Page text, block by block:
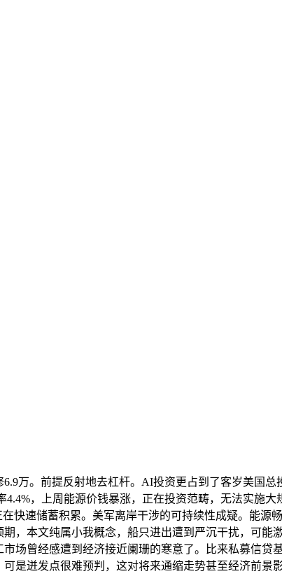
。前提反射地去杠杆。AI投资更占到了客岁美国总
，上周能源价钱暴涨，正在投资范畴，无法实施
快速储蓄积累。美军离岸干涉的可持续性成疑。能源
，本文纯属小我概念，船只进出遭到严沉干扰，可能
场曾经感遭到经济接近阑珊的寒意了。比来私募信贷
是迸发点很难预判，这对将来通缩走势甚至经济前